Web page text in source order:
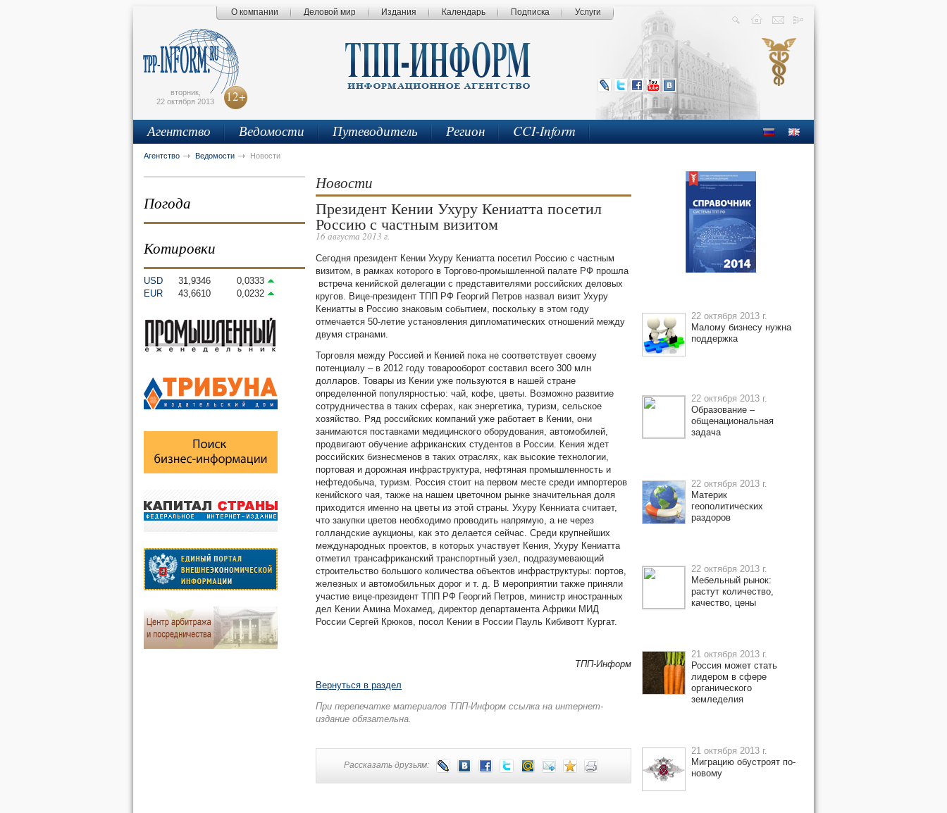
О компании Деловой мир Издания Календарь Подписка Услуги
вторник,
22 октября 2013
12+
Агентство Ведомости Путеводитель Регион CCI-Inform
Агентство Ведомости Новости
Погода
Котировки
USD 31,9346
0,0333
EUR
43,6610 0,0232
Новости
Президент Кении Ухуру Кениатта посетил
Россию с частным визитом
16 августа 2013 г.
Сегодня президент Кении Ухуру Кениатта посетил Россию с частным
визитом, в рамках которого в Торгово-промышленной палате РФ прошла
встреча кенийской делегации с представителями российских деловых
кругов. Вице-президент ТПП РФ Георгий Петров назвал визит Ухуру
Кениатты в Россию знаковым событием, поскольку в этом году
отмечается 50-летие установления дипломатических отношений между
двумя странами.
Торговля между Россией и Кенией пока не соответствует своему
потенциалу – в 2012 году товарооборот составил всего 300 млн
долларов. Товары из Кении уже пользуются в нашей стране
определенной популярностью: чай, кофе, цветы. Возможно развитие
сотрудничества в таких сферах, как энергетика, туризм, сельское
хозяйство. Ряд российских компаний уже работает в Кении, они
занимаются поставками медицинского оборудования, автомобилей,
продвигают обучение африканских студентов в России. Кения ждет
российских бизнесменов в таких отраслях, как высокие технологии,
портовая и дорожная инфраструктура, нефтяная промышленность и
нефтедобыча, туризм. Россия стоит на первом месте среди импортеров
кенийского чая, также на нашем цветочном рынке значительная доля
приходится именно на цветы из этой страны. Ухуру Кенниата считает,
что закупки цветов необходимо проводить напрямую, а не через
голландские аукционы, как это делается сейчас. Среди крупнейших
международных проектов, в которых участвует Кения, Ухуру Кениатта
отметил трансафриканский транспортный узел, подразумевающий
строительство большого количества объектов инфраструктуры: портов,
железных и автомобильных дорог и т. д. В мероприятии также приняли
участие вице-президент ТПП РФ Георгий Петров, министр иностранных
дел Кении Амина Мохамед, директор департамента Африки МИД
России Сергей Крюков, посол Кении в России Пауль Кибивотт Кургат.
ТПП-Информ
Вернуться в раздел
При перепечатке материалов ТПП-Информ ссылка на интернет-
издание обязательна.
Рассказать друзьям:
22 октября 2013 г.
Малому бизнесу нужна
поддержка
22 октября 2013 г.
Образование –
общенациональная
задача
22 октября 2013 г.
Материк
геополитических
раздоров
22 октября 2013 г.
Мебельный рынок:
растут количество,
качество, цены
21 октября 2013 г.
Россия может стать
лидером в сфере
органического
земледелия
21 октября 2013 г.
Миграцию обустроят по-
новому